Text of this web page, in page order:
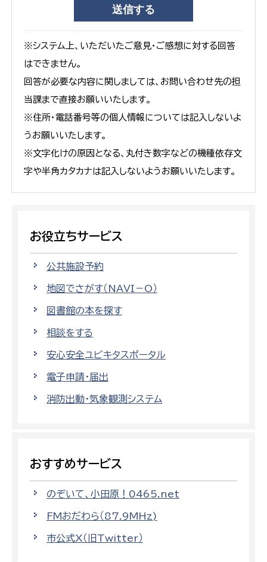
※システム上、いただいたご意見・ご感想に対する回答
はできません。
回答が必要な内容に関しましては、お問い合わせ先の担
当課まで直接お願いいたします。
※住所・電話番号等の個人情報については記入しないよ
うお願いいたします。
※文字化けの原因となる、丸付き数字などの機種依存文
字や半角カタカナは記入しないようお願いいたします。
お役立ちサービス
公共施設予約
地図でさがす（NAVI－O）
図書館の本を探す
相談をする
安心安全ユビキタスポータル
電子申請・届出
消防出動・気象観測システム
おすすめサービス
のぞいて、小田原！0465.net
FMおだわら（87.9MHz)
市公式X（旧Twitter）